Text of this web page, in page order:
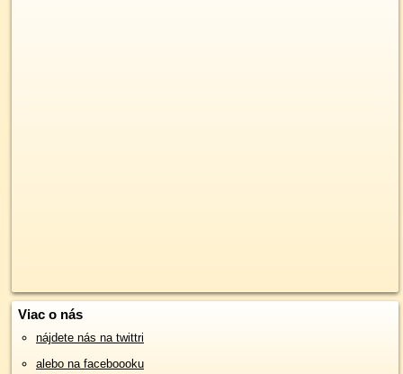
Viac o nás
nájdete nás na twittri
alebo na faceboooku